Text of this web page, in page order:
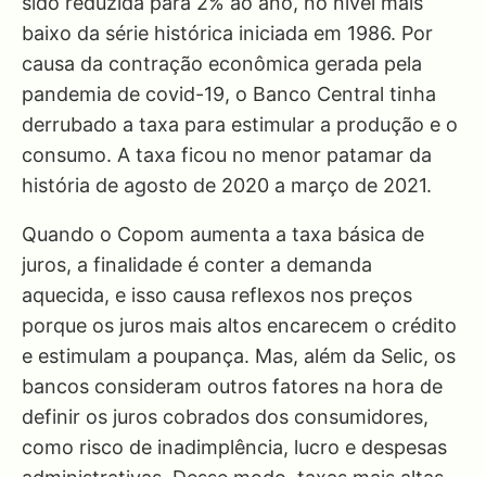
baixo da série histórica iniciada em 1986. Por
causa da contração econômica gerada pela
pandemia de covid-19, o Banco Central tinha
derrubado a taxa para estimular a produção e o
consumo. A taxa ficou no menor patamar da
história de agosto de 2020 a março de 2021.
Quando o Copom aumenta a taxa básica de
juros, a finalidade é conter a demanda
aquecida, e isso causa reflexos nos preços
porque os juros mais altos encarecem o crédito
e estimulam a poupança. Mas, além da Selic, os
bancos consideram outros fatores na hora de
definir os juros cobrados dos consumidores,
como risco de inadimplência, lucro e despesas